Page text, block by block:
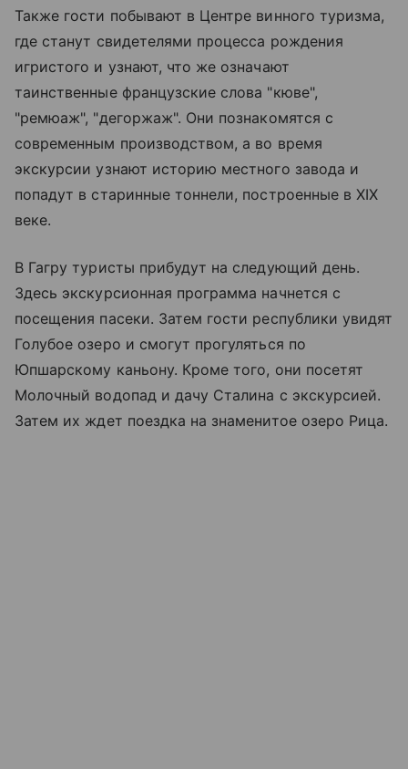
Также гости побывают в Центре винного туризма,
где станут свидетелями процесса рождения
игристого и узнают, что же означают
таинственные французские слова "кюве",
"ремюаж", "дегоржаж". Они познакомятся с
современным производством, а во время
экскурсии узнают историю местного завода и
попадут в старинные тоннели, построенные в XIX
веке.
В Гагру туристы прибудут на следующий день.
Здесь экскурсионная программа начнется с
посещения пасеки. Затем гости республики увидят
Голубое озеро и смогут прогуляться по
Юпшарскому каньону. Кроме того, они посетят
Молочный водопад и дачу Сталина с экскурсией.
Затем их ждет поездка на знаменитое озеро Рица.